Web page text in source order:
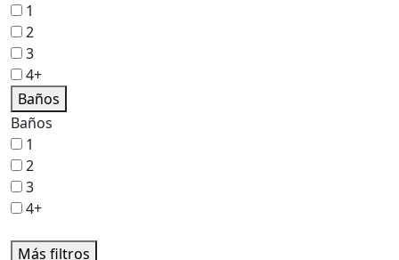
1
2
3
4+
Baños
Baños
1
2
3
4+
Más filtros